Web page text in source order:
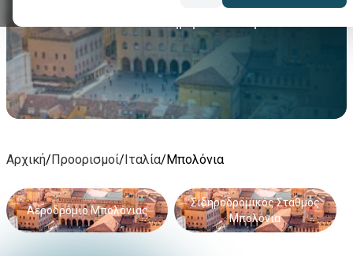
Αρχική/Προορισμοί/Ιταλία/Μπολόνια
Αεροδρόμιο Μπολόνιας
Σιδηροδρομικός Σταθμός
Μπολόνια